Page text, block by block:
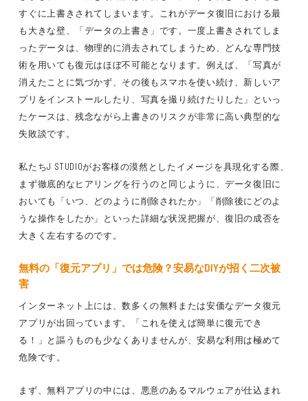
すぐに上書きされてしまいます。これがデータ復旧における最
も大きな壁、「データの上書き」です。一度上書きされてしま
ったデータは、物理的に消去されてしまうため、どんな専門技
術を用いても復元はほぼ不可能となります。例えば、「写真が
消えたことに気づかず、その後もスマホを使い続け、新しいア
プリをインストールしたり、写真を撮り続けたりした」といっ
たケースは、残念ながら上書きのリスクが非常に高い典型的な
失敗談です。
私たちJ STUDIOがお客様の漠然としたイメージを具現化する際、
まず徹底的なヒアリングを行うのと同じように、データ復旧に
おいても「いつ、どのように削除されたか」「削除後にどのよ
うな操作をしたか」といった詳細な状況把握が、復旧の成否を
大きく左右するのです。
無料の「復元アプリ」では危険？安易なDIYが招く二次被
害
インターネット上には、数多くの無料または安価なデータ復元
アプリが出回っています。「これを使えば簡単に復元でき
る！」と謳うものも少なくありませんが、安易な利用は極めて
危険です。
まず、無料アプリの中には、悪意のあるマルウェアが仕込まれ